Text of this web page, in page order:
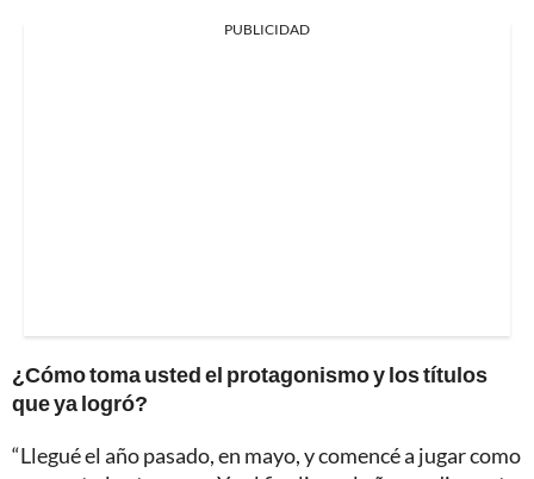
PUBLICIDAD
¿Cómo toma usted el protagonismo y los títulos
que ya logró?
“Llegué el año pasado, en mayo, y comencé a jugar como